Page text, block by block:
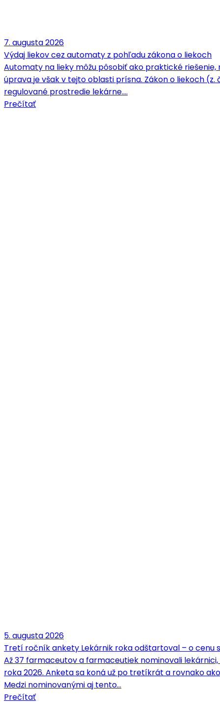
7. augusta 2026
Výdaj liekov cez automaty z pohľadu zákona o liekoch
Automaty na lieky môžu pôsobiť ako praktické
úprava je však v tejto oblasti prísna. Zákon o liekoch
regulované prostredie lekárne.…
Prečítať
5. augusta 2026
Tretí ročník ankety Lekárnik roka odštartoval – o cenu
Až 37 farmaceutov a farmaceutiek nominovali
roka 2026. Anketa sa koná už po tretíkrát a rovnako
Medzi nominovanými aj tento…
Prečítať